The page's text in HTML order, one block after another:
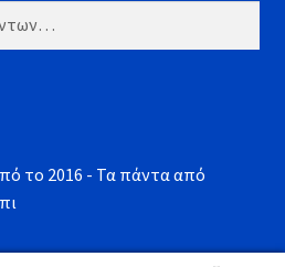
το 2016 - Τα πάντα από